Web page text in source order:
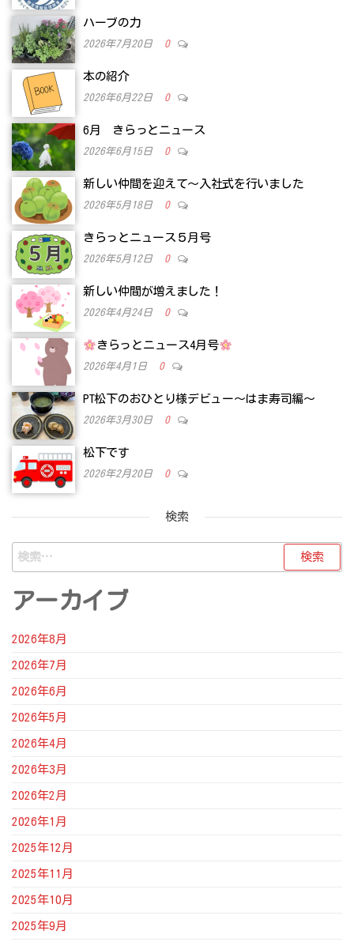
ハーブの力
2026年7月20日 0
本の紹介
2026年6月22日 0
6月 きらっとニュース
2026年6月15日 0
新しい仲間を迎えて～入社式を行いました
2026年5月18日 0
きらっとニュース５月号
2026年5月12日 0
新しい仲間が増えました！
2026年4月24日 0
きらっとニュース4月号
2026年4月1日 0
PT松下のおひとり様デビュー～はま寿司編～
2026年3月30日 0
松下です
2026年2月20日 0
検索
検
索:
アーカイブ
2026年8月
2026年7月
2026年6月
2026年5月
2026年4月
2026年3月
2026年2月
2026年1月
2025年12月
2025年11月
2025年10月
2025年9月